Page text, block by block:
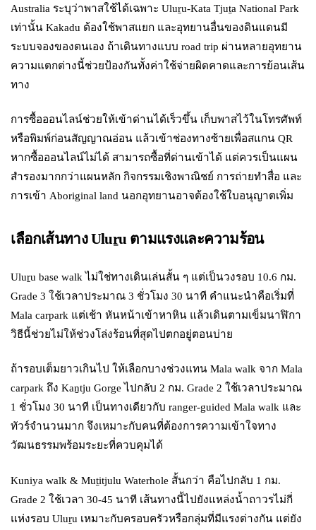
Australia ระบุว่าพาสใช้ได้เฉพาะ Uluṟu-Kata Tjuṯa National Park
เท่านั้น Kakadu ต้องใช้พาสแยก และอุทยานอื่นของดินแดนมี
ระบบจองของตนเอง ถ้าเดินทางแบบ road trip ผ่านหลายอุทยาน
ความแตกต่างนี้ช่วยป้องกันทั้งค่าใช้จ่ายผิดคาดและการย้อนเส้น
ทาง
การซื้อออนไลน์ช่วยให้เข้าด่านได้เร็วขึ้น เก็บพาสไว้ในโทรศัพท์
หรือพิมพ์ก่อนสัญญาณอ่อน แล้วเข้าช่องทางซ้ายเพื่อสแกน QR
หากซื้อออนไลน์ไม่ได้ สามารถซื้อที่ด่านเข้าได้ แต่ควรเป็นแผน
สำรองมากกว่าแผนหลัก กิจกรรมเชิงพาณิชย์ การถ่ายทำสื่อ และ
การเข้า Aboriginal land นอกอุทยานอาจต้องใช้ใบอนุญาตเพิ่ม
เลือกเส้นทาง Uluṟu ตามแรงและความร้อน
Uluṟu base walk ไม่ใช่ทางเดินเล่นสั้น ๆ แต่เป็นวงรอบ 10.6 กม.
Grade 3 ใช้เวลาประมาณ 3 ชั่วโมง 30 นาที คำแนะนำคือเริ่มที่
Mala carpark แต่เช้า หันหน้าเข้าหาหิน แล้วเดินตามเข็มนาฬิกา
วิธีนี้ช่วยไม่ให้ช่วงโล่งร้อนที่สุดไปตกอยู่ตอนบ่าย
ถ้ารอบเต็มยาวเกินไป ให้เลือกบางช่วงแทน Mala walk จาก Mala
carpark ถึง Kaṉtju Gorge ไปกลับ 2 กม. Grade 2 ใช้เวลาประมาณ
1 ชั่วโมง 30 นาที เป็นทางเดียวกับ ranger-guided Mala walk และ
ทัวร์จำนวนมาก จึงเหมาะกับคนที่ต้องการความเข้าใจทาง
วัฒนธรรมพร้อมระยะที่ควบคุมได้
Kuniya walk & Muṯitjulu Waterhole สั้นกว่า คือไปกลับ 1 กม.
Grade 2 ใช้เวลา 30-45 นาที เส้นทางนี้ไปยังแหล่งน้ำถาวรไม่กี่
แห่งรอบ Uluṟu เหมาะกับครอบครัวหรือกลุ่มที่มีแรงต่างกัน แต่ยัง